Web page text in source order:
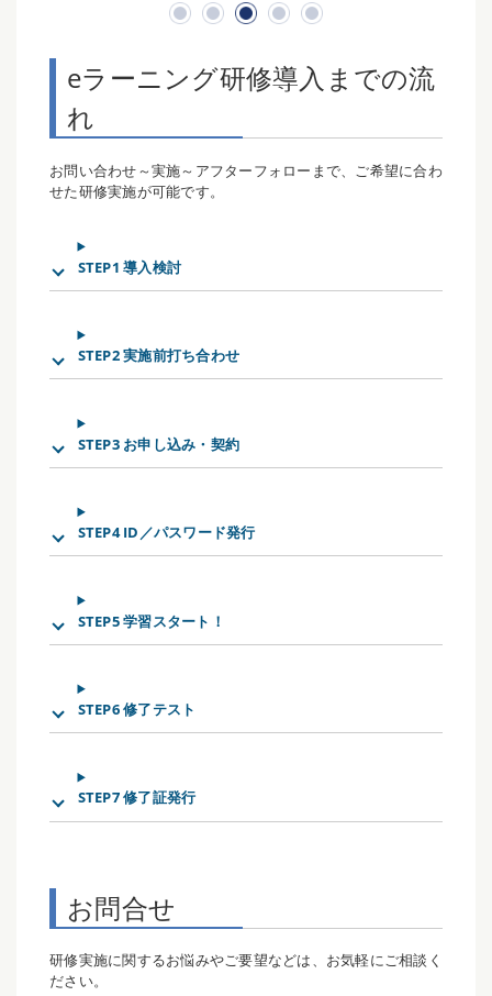
eラーニング研修導入までの流
れ
お問い合わせ～実施～アフターフォローまで、ご希望に合わ
せた研修実施が可能です。
STEP1 導入検討
STEP2 実施前打ち合わせ
STEP3 お申し込み・契約
STEP4 ID／パスワード発行
STEP5 学習スタート！
STEP6 修了テスト
STEP7 修了証発行
お問合せ
研修実施に関するお悩みやご要望などは、お気軽にご相談く
ださい。